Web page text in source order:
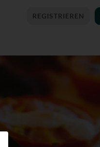
REGISTRIEREN